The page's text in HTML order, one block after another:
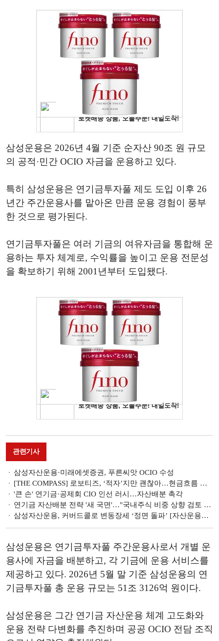
삼성운용은 2026년 4월 기준 순자산 90조 원 규모
의 공적·민간 OCIO 자금을 운용하고 있다.
특히 삼성운용은 연기금투자풀 제도 도입 이후 26
년간 주간운용사를 맡아온 만큼 운용 경험이 풍부
한 것으로 평가된다.
연기금투자풀은 여러 기금의 여유자금을 통합해 운
용하는 투자 체계로, 수익률을 높이고 운용 전문성
을 확보하기 위해 2001년부터 도입됐다.
관련기사
삼성자산운용·미래에셋증권, 푸른씨앗 OCIO 수성
[THE COMPASS] 로보티즈, ‘적자’지만 괜찮아…현금흐름 관리 ‘눈길’
'큰 손' 연기금·공제회 CIO 인선 러시…자산배분 촉각
연기금 자산배분 전략 '새 국면'…"국내주식 비중 상향 검토 필요"
삼성자산운용, 커버드콜로 변동장세 ‘정면 돌파’ [자산운용사 '지금 이 순간' ETF]
삼성운용은 연기금투자풀 주간운용사로서 개별 운
용사에 자금을 배분하고, 각 기금에 운용 서비스를
제공하고 있다. 2026년 5월 말 기준 삼성운용의 연
기금투자풀 총 운용 규모는 51조 3126억 원이다.
삼성운용은 그간 연기금 자산운용 체계 고도화와
운용 전략 다변화를 추진하며 공공 OCIO 전담 조직